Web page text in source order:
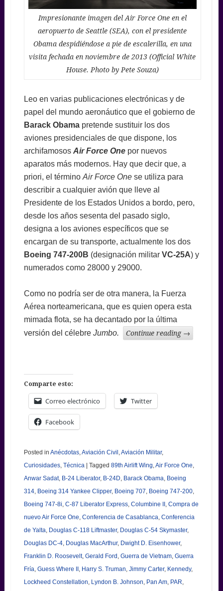
Impresionante imagen del Air Force One en el
aeropuerto de Seattle (SEA), con el presidente
Obama despidiéndose a pie de escalerilla, en una
visita fechada en noviembre de 2013 (Official White
House. Photo by Pete Souza)
Leo en varias publicaciones electrónicas y de
papel del mundo aeronáutico que el gobierno de
Barack Obamapretende sustituir los dos
aviones presidenciales de que dispone, los
archifamosos Air Force One por nuevos
aparatos más modernos. Hay que decir que, a
priori, el término Air Force Onese utiliza para
describir a cualquier avión que lleve al
Presidente de los Estados Unidos a bordo, pero,
desde los años sesenta del pasado siglo,
designa a los aviones específicos que se
encargan de su transporte, actualmente los dos
Boeing 747-200B (designación militar VC-25A) y
numerados como 28000 y 29000.
Como no podría ser de otra manera, la Fuerza
Aérea norteamericana, que es quien opera esta
mimada flota, se ha decantado por la última
versión del célebreJumbo. Continue reading →
Comparte esto:
Correo electrónico Twitter
Facebook
Posted in Anécdotas,Aviación Civil ,Aviación Militar,
Curiosidades, Técnica Tagged 89th Airlift Wing,Air Force One,
Anwar Sadat, B-24 Liberator, B-24D, Barack Obama, Boeing
314, Boeing 314 Yankee Clipper, Boeing 707, Boeing 747-200,
Boeing 747-8i, C-87 Liberator Express, Columbine II , Compra de
nuevo Air Force One, Conferencia de Casablanca, Conferencia
de Yalta, Douglas C-118 Liftmaster, Douglas C-54 Skymaster,
Douglas DC-4, Douglas MacArthur, Dwight D. Eisenhower,
Franklin D. Roosevelt, Gerald Ford , Guerra de Vietnam, Guerra
Fría, Guess Where II , Harry S. Truman, Jimmy Carter, Kennedy,
Lockheed Constellation, Lyndon B. Johnson, Pan Am, PAR,